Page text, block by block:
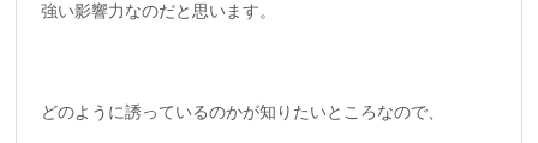
強い影響力なのだと思います。
どのように誘っているのかが知りたいところなので、